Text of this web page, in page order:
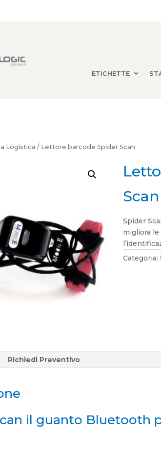
ETICHETTE
Logistica / Lettore barcode Spider Scan
Scan
Spider
migliora
Categoria:
Richiedi Preventivo
il guanto Bluetooth